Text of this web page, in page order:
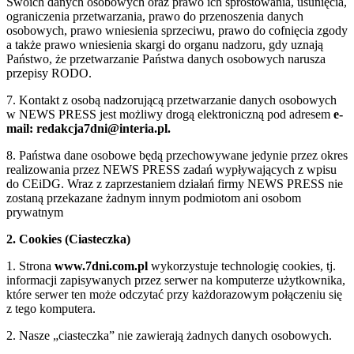
ograniczenia przetwarzania, prawo do przenoszenia danych
osobowych, prawo wniesienia sprzeciwu, prawo do cofnięcia zgody
a także prawo wniesienia skargi do organu nadzoru, gdy uznają
Państwo, że przetwarzanie Państwa danych osobowych narusza
przepisy RODO.
7. Kontakt z osobą nadzorującą przetwarzanie danych osobowych
w NEWS PRESS jest możliwy drogą elektroniczną pod adresem e-
mail: redakcja7dni@interia.pl.
8. Państwa dane osobowe będą przechowywane jedynie przez okres
realizowania przez NEWS PRESS zadań wypływających z wpisu
do CEiDG. Wraz z zaprzestaniem działań firmy NEWS PRESS nie
zostaną przekazane żadnym innym podmiotom ani osobom
prywatnym
2. Cookies (Ciasteczka)
1. Strona www.7dni.com.pl wykorzystuje technologię cookies, tj.
informacji zapisywanych przez serwer na komputerze użytkownika,
które serwer ten może odczytać przy każdorazowym połączeniu się
z tego komputera.
2. Nasze „ciasteczka” nie zawierają żadnych danych osobowych.